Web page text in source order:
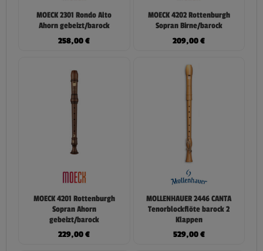
MOECK 2301 Rondo Alto
Ahorn gebeizt/barock
258,00€
MOECK 4202 Rottenburgh
Sopran Birne/barock
209,00€
MOECK 4201 Rottenburgh
Sopran Ahorn
gebeizt/barock
229,00€
MOLLENHAUER 2446 CANTA
Tenorblockflöte barock 2
Klappen
529,00€